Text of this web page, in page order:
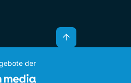
der